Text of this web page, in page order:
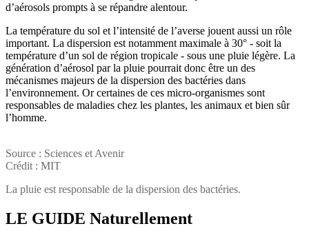
d’aérosols prompts à se répandre alentour.
La température du sol et l’intensité de l’averse jouent aussi un rôle
important. La dispersion est notamment maximale à 30° - soit la
température d’un sol de région tropicale - sous une pluie légère. La
génération d’aérosol par la pluie pourrait donc être un des
mécanismes majeurs de la dispersion des bactéries dans
l’environnement. Or certaines de ces micro-organismes sont
responsables de maladies chez les plantes, les animaux et bien sûr
l’homme.
Source : Sciences et Avenir
Crédit : MIT
La pluie est responsable de la dispersion des bactéries.
LE GUIDE Naturellement